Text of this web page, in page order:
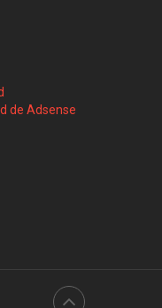
de Adsense